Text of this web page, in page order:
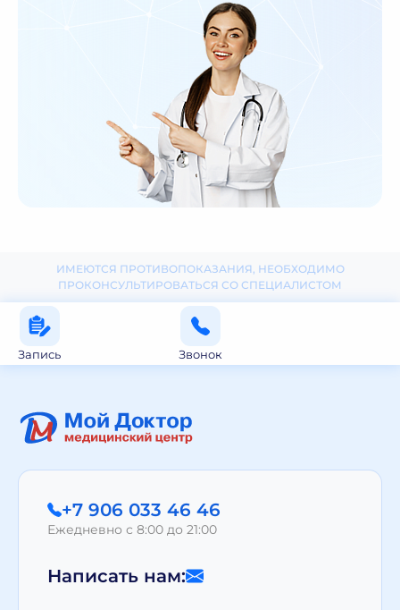
ИМЕЮТСЯ ПРОТИВОПОКАЗАНИЯ, НЕОБХОДИМО
ПРОКОНСУЛЬТИРОВАТЬСЯ СО СПЕЦИАЛИСТОМ
Запись Звонок
+7 906 033 46 46
Ежедневно с 8:00 до 21:00
Написать нам: